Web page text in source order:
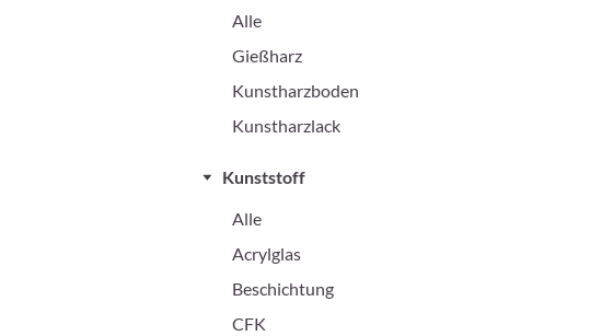
Alle
Gießharz
Kunstharzboden
Kunstharzlack
Kunststoff
Alle
Acrylglas
Beschichtung
CFK